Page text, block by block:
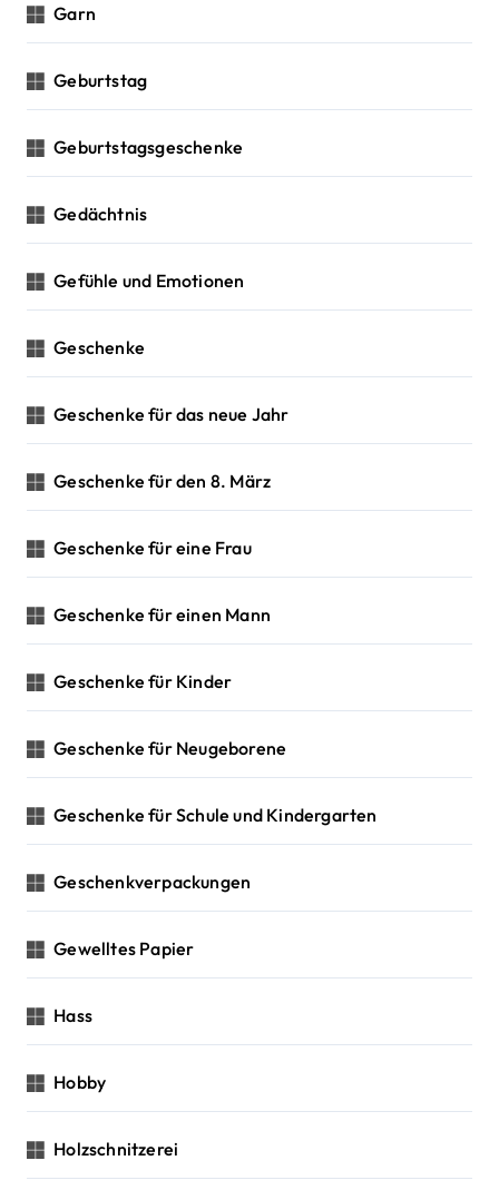
Garn
Geburtstag
Geburtstagsgeschenke
Gedächtnis
Gefühle und Emotionen
Geschenke
Geschenke für das neue Jahr
Geschenke für den 8. März
Geschenke für eine Frau
Geschenke für einen Mann
Geschenke für Kinder
Geschenke für Neugeborene
Geschenke für Schule und Kindergarten
Geschenkverpackungen
Gewelltes Papier
Hass
Hobby
Holzschnitzerei